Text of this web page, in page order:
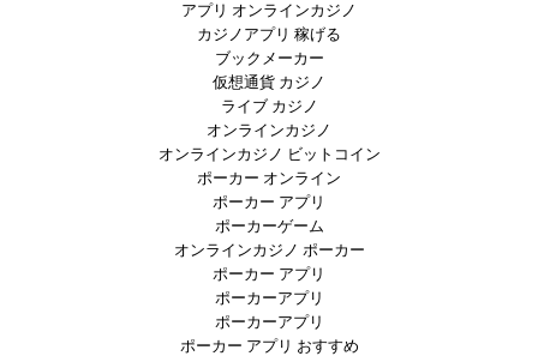
アプリ オンラインカジノ
カジノアプリ 稼げる
ブックメーカー
仮想通貨 カジノ
ライブ カジノ
オンラインカジノ
オンラインカジノ ビットコイン
ポーカー オンライン
ポーカー アプリ
ポーカーゲーム
オンラインカジノ ポーカー
ポーカー アプリ
ポーカーアプリ
ポーカーアプリ
ポーカー アプリ おすすめ